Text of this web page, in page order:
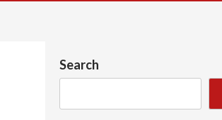
Search